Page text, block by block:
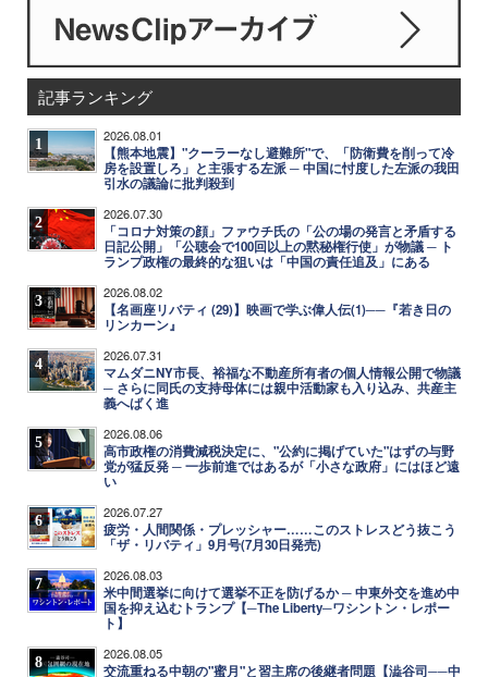
記事ランキング
1 2026.08.01
【熊本地震】"クーラーなし避難所"で、「防衛費を削って冷
房を設置しろ」と主張する左派 ─ 中国に忖度した左派の我田
引水の議論に批判殺到
2 2026.07.30
「コロナ対策の顔」ファウチ氏の「公の場の発言と矛盾する
日記公開」「公聴会で100回以上の黙秘権行使」が物議 ─ ト
ランプ政権の最終的な狙いは「中国の責任追及」にある
3 2026.08.02
【名画座リバティ (29)】映画で学ぶ偉人伝(1)──『若き日の
リンカーン』
4 2026.07.31
マムダニNY市長、裕福な不動産所有者の個人情報公開で物議
─ さらに同氏の支持母体には親中活動家も入り込み、共産主
義へばく進
5 2026.08.06
高市政権の消費減税決定に、"公約に掲げていた"はずの与野
党が猛反発 ─ 一歩前進ではあるが「小さな政府」にはほど遠
い
6 2026.07.27
疲労・人間関係・プレッシャー……このストレスどう抜こう
「ザ・リバティ」9月号(7月30日発売)
7 2026.08.03
米中間選挙に向けて選挙不正を防げるか ─ 中東外交を進め中
国を抑え込むトランプ【─The Liberty─ワシントン・レポー
ト】
8 2026.08.05
交流重ねる中朝の"蜜月"と習主席の後継者問題【澁谷司──中